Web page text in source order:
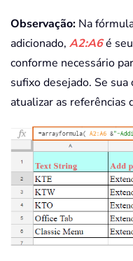
Observação: Na
adicionado, A2:A6é
conforme necessário
sufixo desejado. Se
atualizar as referências